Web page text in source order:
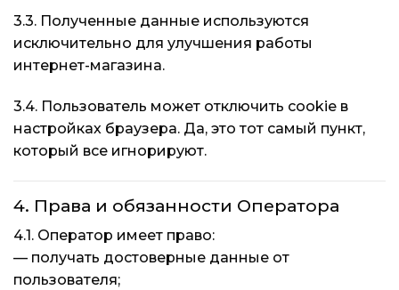
3.3. Полученные данные используются
исключительно для улучшения работы
интернет-магазина.
3.4. Пользователь может отключить cookie в
настройках браузера. Да, это тот самый пункт,
который все игнорируют.
4. Права и обязанности Оператора
4.1. Оператор имеет право:
— получать достоверные данные от
пользователя;